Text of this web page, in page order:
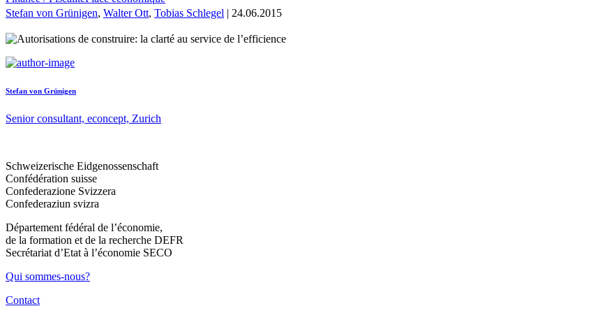
Stefan von Grünigen, Walter Ott, Tobias Schlegel | 24.06.2015
Stefan von Grünigen
Senior consultant, econcept, Zurich
Schweizerische Eidgenossenschaft
Confédération suisse
Confederazione Svizzera
Confederaziun svizra
Département fédéral de l’économie,
de la formation et de la recherche DEFR
Secrétariat d’Etat à l’économie SECO
Qui sommes-nous?
Contact